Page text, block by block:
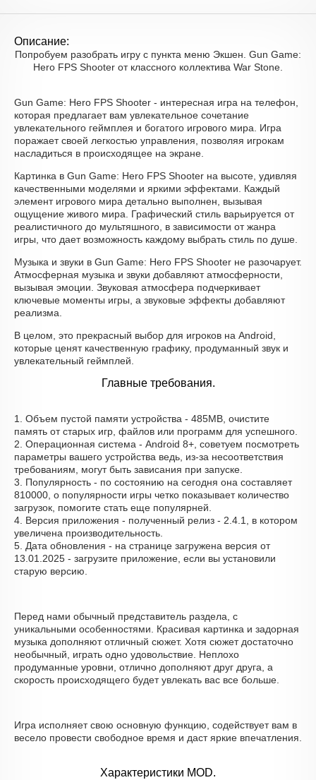
Описание:
Попробуем разобрать игру с пункта меню Экшен. Gun Game:
Hero FPS Shooter от классного коллектива War Stone.
Gun Game: Hero FPS Shooter - интересная игра на телефон,
которая предлагает вам увлекательное сочетание
увлекательного геймплея и богатого игрового мира. Игра
поражает своей легкостью управления, позволяя игрокам
насладиться в происходящее на экране.
Картинка в Gun Game: Hero FPS Shooter на высоте, удивляя
качественными моделями и яркими эффектами. Каждый
элемент игрового мира детально выполнен, вызывая
ощущение живого мира. Графический стиль варьируется от
реалистичного до мультяшного, в зависимости от жанра
игры, что дает возможность каждому выбрать стиль по душе.
Музыка и звуки в Gun Game: Hero FPS Shooter не разочарует.
Атмосферная музыка и звуки добавляют атмосферности,
вызывая эмоции. Звуковая атмосфера подчеркивает
ключевые моменты игры, а звуковые эффекты добавляют
реализма.
В целом, это прекрасный выбор для игроков на Android,
которые ценят качественную графику, продуманный звук и
увлекательный геймплей.
Главные требования.
1. Объем пустой памяти устройства - 485MB, очистите
память от старых игр, файлов или программ для успешного.
2. Операционная система - Android 8+, советуем посмотреть
параметры вашего устройства ведь, из-за несоответствия
требованиям, могут быть зависания при запуске.
3. Популярность - по состоянию на сегодня она составляет
810000, о популярности игры четко показывает количество
загрузок, помогите стать еще популярней.
4. Версия приложения - полученный релиз - 2.4.1, в котором
увеличена производительность.
5. Дата обновления - на странице загружена версия от
13.01.2025 - загрузите приложение, если вы установили
старую версию.
Перед нами обычный представитель раздела, с
уникальными особенностями. Красивая картинка и задорная
музыка дополняют отличный сюжет. Хотя сюжет достаточно
необычный, играть одно удовольствие. Неплохо
продуманные уровни, отлично дополняют друг друга, а
скорость происходящего будет увлекать вас все больше.
Игра исполняет свою основную функцию, содействует вам в
весело провести свободное время и даст яркие впечатления.
Характеристики MOD.